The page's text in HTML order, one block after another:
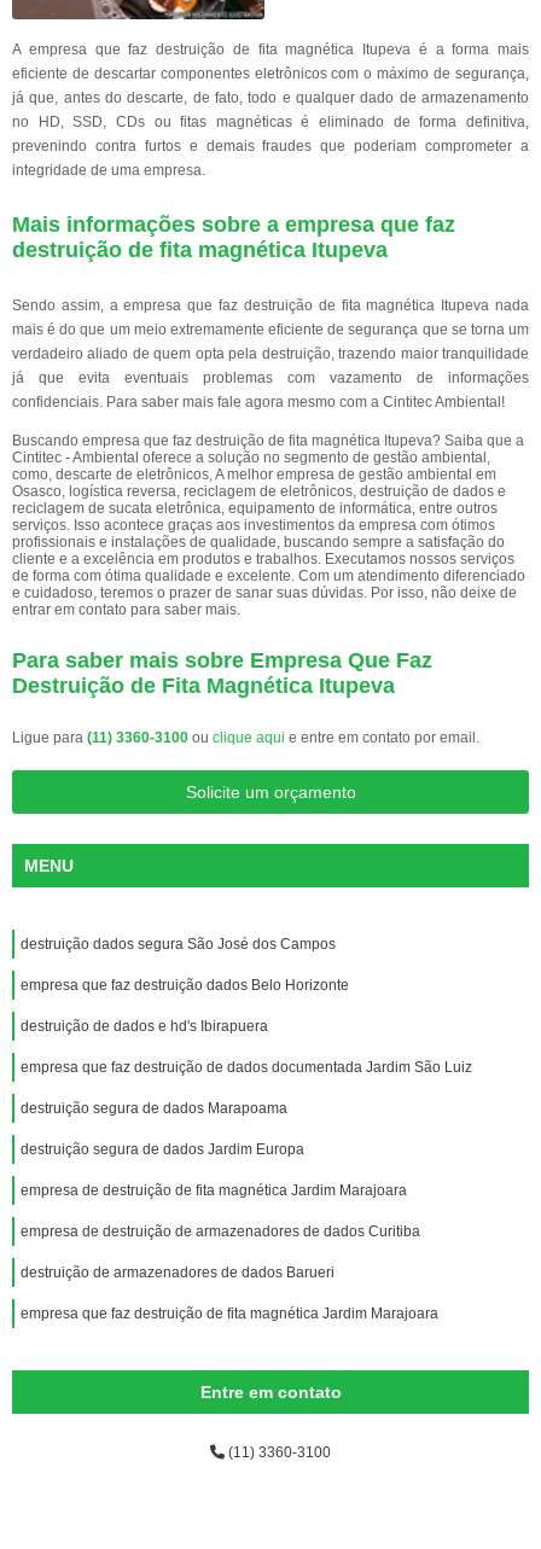
A empresa que faz destruição de fita magnética Itupeva é a forma mais
eficiente de descartar componentes eletrônicos com o máximo de segurança,
já que, antes do descarte, de fato, todo e qualquer dado de armazenamento
no HD, SSD, CDs ou fitas magnéticas é eliminado de forma definitiva,
prevenindo contra furtos e demais fraudes que poderiam comprometer a
integridade de uma empresa.
Mais informações sobre a empresa que faz
destruição de fita magnética Itupeva
Sendo assim, a empresa que faz destruição de fita magnética Itupeva nada
mais é do que um meio extremamente eficiente de segurança que se torna um
verdadeiro aliado de quem opta pela destruição, trazendo maior tranquilidade
já que evita eventuais problemas com vazamento de informações
confidenciais. Para saber mais fale agora mesmo com a Cintitec Ambiental!
Buscando empresa que faz destruição de fita magnética Itupeva? Saiba que a
Cintitec - Ambiental oferece a solução no segmento de gestão ambiental,
como, descarte de eletrônicos, A melhor empresa de gestão ambiental em
Osasco, logística reversa, reciclagem de eletrônicos, destruição de dados e
reciclagem de sucata eletrônica, equipamento de informática, entre outros
serviços. Isso acontece graças aos investimentos da empresa com ótimos
profissionais e instalações de qualidade, buscando sempre a satisfação do
cliente e a excelência em produtos e trabalhos. Executamos nossos serviços
de forma com ótima qualidade e excelente. Com um atendimento diferenciado
e cuidadoso, teremos o prazer de sanar suas dúvidas. Por isso, não deixe de
entrar em contato para saber mais.
Para saber mais sobre Empresa Que Faz
Destruição de Fita Magnética Itupeva
Ligue para (11) 3360-3100 ou clique aqui e entre em contato por email.
Solicite um orçamento
MENU
destruição dados segura São José dos Campos
empresa que faz destruição dados Belo Horizonte
destruição de dados e hd's Ibirapuera
empresa que faz destruição de dados documentada Jardim São Luiz
destruição segura de dados Marapoama
destruição segura de dados Jardim Europa
empresa de destruição de fita magnética Jardim Marajoara
empresa de destruição de armazenadores de dados Curitiba
destruição de armazenadores de dados Barueri
empresa que faz destruição de fita magnética Jardim Marajoara
Entre em contato
(11) 3360-3100